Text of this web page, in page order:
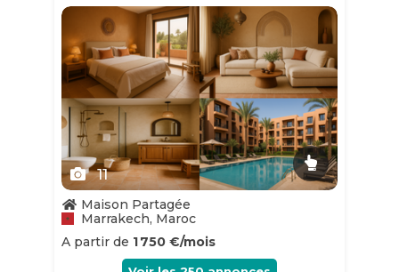
Slide 1 of 11
11
Maison Partagée
Marrakech, Maroc
A partir de 1 750 €/mois